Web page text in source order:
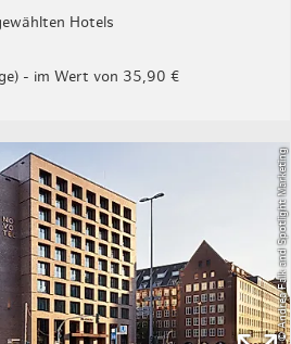
Hotels
- im Wert von 35,90 €
© Andrea Falk and Spotlight Marketing